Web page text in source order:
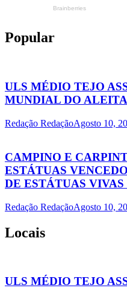
Popular
ULS MÉDIO TEJO
MUNDIAL DO
Redação RedaçãoAgosto 10,
CAMPINO E
ESTÁTUAS
DE ESTÁTUAS
Redação RedaçãoAgosto 10,
Locais
ULS MÉDIO TEJO